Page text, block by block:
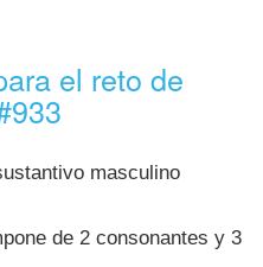
el reto de
masculino
de 2 consonantes y 3